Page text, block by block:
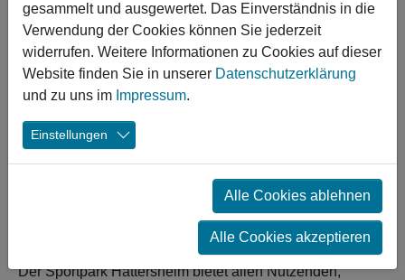
Hattersheim:
Sanierung/Ersatzneubau
des Sportparks
Sportliche Ertüchtigung dient in Hattersheim, neben den
positiven gesundheitlichen Aspekten, als Medium für
Funktionen wurden durch Verbesserungen in der
Barrierefreiheit und dem langfristigen Erhalt der
Sportanlage realisiert und erhalten.
Der Sportpark Hattersheim bietet allen Nutzenden,
gesammelt und ausgewertet. Das Einverständnis in die
Verwendung der Cookies können Sie jederzeit
widerrufen. Weitere Informationen zu Cookies auf dieser
Website finden Sie in unserer Datenschutzerklärung
und zu uns im Impressum.
Einstellungen
Alle Cookies ablehnen
Alle Cookies akzeptieren